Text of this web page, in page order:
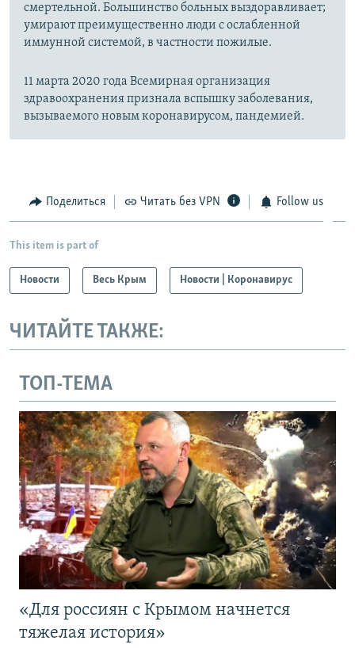
смертельной. Большинство больных выздоравливает;
умирают преимущественно люди с ослабленной
иммунной системой, в частности пожилые.
11 марта 2020 года Всемирная организация
здравоохранения признала вспышку заболевания,
вызываемого новым коронавирусом, пандемией.
Поделиться Читать без VPN Follow us
This item is part of
Новости Весь Крым Новости | Коронавирус
ЧИТАЙТЕ ТАКЖЕ:
ТОП-ТЕМА
«Для россиян с Крымом начнется
тяжелая история»